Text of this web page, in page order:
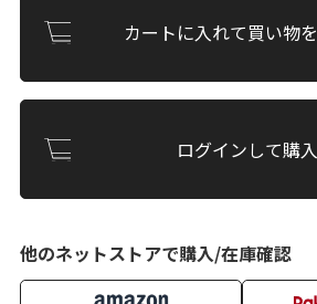
カートに入れて買い物
ログインして購入
他のネットストアで購入/在庫確認